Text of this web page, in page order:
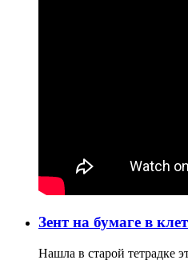
Зент на бумаге в
Нашла в старой тетрадке